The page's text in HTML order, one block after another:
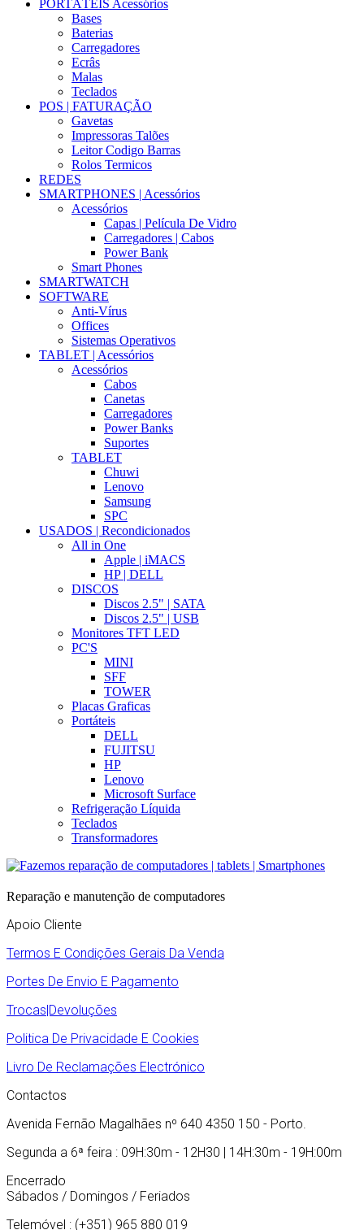
PORTÁTEIS Acessórios
Bases
Baterias
Carregadores
Ecrâs
Malas
Teclados
POS | FATURAÇÃO
Gavetas
Impressoras Talões
Leitor Codigo Barras
Rolos Termicos
REDES
SMARTPHONES | Acessórios
Acessórios
Capas | Película De Vidro
Carregadores | Cabos
Power Bank
Smart Phones
SMARTWATCH
SOFTWARE
Anti-Vírus
Offices
Sistemas Operativos
TABLET | Acessórios
Acessórios
Cabos
Canetas
Carregadores
Power Banks
Suportes
TABLET
Chuwi
Lenovo
Samsung
SPC
USADOS | Recondicionados
All in One
Apple | iMACS
HP | DELL
DISCOS
Discos 2.5" | SATA
Discos 2.5" | USB
Monitores TFT LED
PC'S
MINI
SFF
TOWER
Placas Graficas
Portáteis
DELL
FUJITSU
HP
Lenovo
Microsoft Surface
Refrigeração Líquida
Teclados
Transformadores
Reparação e manutenção de computadores
Apoio Cliente
Termos E Condições Gerais Da Venda
Portes De Envio E Pagamento
Trocas|Devoluções
Politica De Privacidade E Cookies
Livro De Reclamações Electrónico
Contactos
Avenida Fernão Magalhães nº 640 4350 150 - Porto.
Segunda a 6ª feira : 09H:30m - 12H30 | 14H:30m - 19H:00m
Encerrado
Sábados / Domingos / Feriados
Telemóvel : (+351) 965 880 019